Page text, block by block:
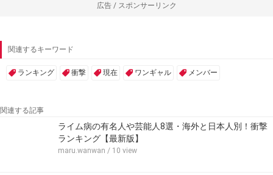
広告 / スポンサーリンク
関連するキーワード
ランキング 衝撃 現在 ワンギャル メンバー
関連する記事
ライム病の有名人や芸能人8選・海外と日本人別！衝撃
ランキング【最新版】
maru.wanwan / 10 view